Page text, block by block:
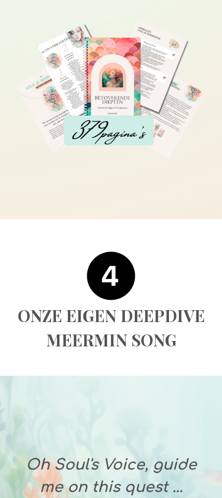
ONZE EIGEN DEEPDIVE
MEERMIN SONG
Oh Soul's Voice, guide
me on this quest ...